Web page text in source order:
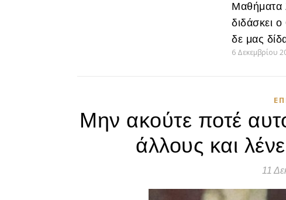
Μαθήματα
διδάσκει
δε μας
6 Δεκεμβρίου
Μην ακούτε ποτέ
άλλους και
11